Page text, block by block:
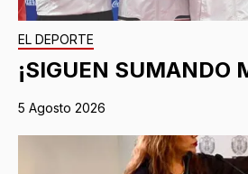
EL DEPORTE
¡SIGUEN SUMANDO
5 Agosto 2026